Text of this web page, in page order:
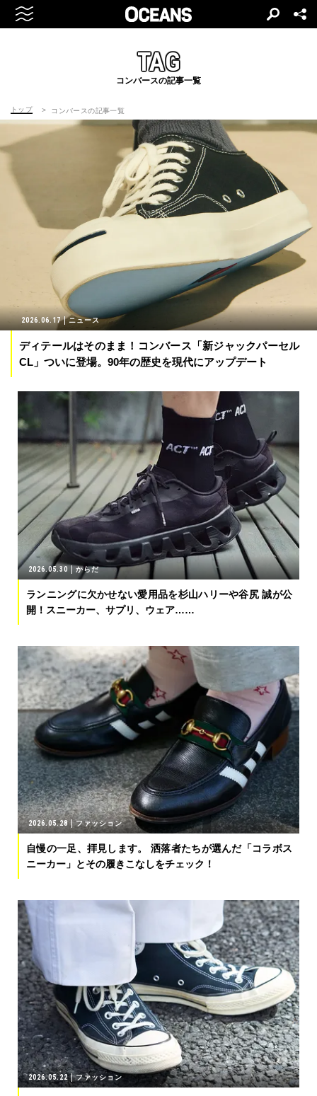
TAG
コンバースの記事一覧
トップ コンバースの記事一覧
2026.06.17 ニュース
ディテールはそのまま！コンバース「新ジャックパーセル
CL」ついに登場。90年の歴史を現代にアップデート
2026.05.30 からだ
ランニングに欠かせない愛用品を杉山ハリーや谷尻 誠が公
開！スニーカー、サプリ、ウェア……
2026.05.28 ファッション
自慢の一足、拝見します。 洒落者たちが選んだ「コラボス
ニーカー」とその履きこなしをチェック！
2026.05.22 ファッション